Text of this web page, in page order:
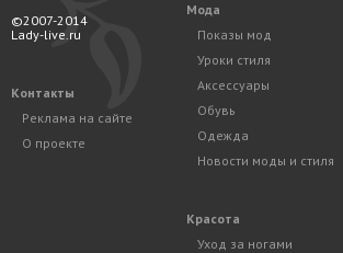
©2007-2014
Lady-live.ru
Контакты
Реклама на сайте
О проекте
Мода
Показы мод
Уроки стиля
Аксессуары
Обувь
Одежда
Новости моды и стиля
Красота
Уход за ногами